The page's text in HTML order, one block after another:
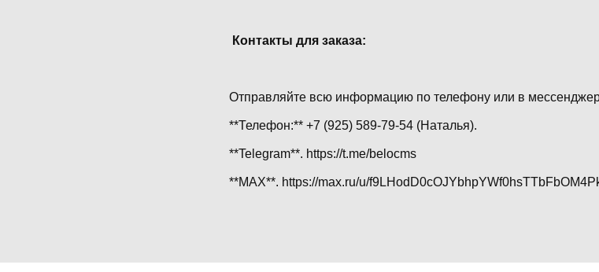
Контакты для заказа:
Отправляйте всю информацию по телефону или в
**Телефон:** +7 (925) 589-79-54 (Наталья).
**Telegram**. https://t.me/belocms
**MAX**. https://max.ru/u/